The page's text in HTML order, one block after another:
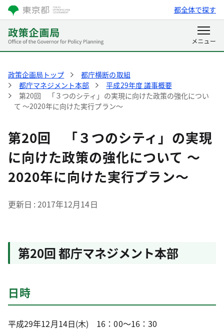
都全体で探す
政策企画局トップ
都庁横断の取組
都庁マネジメント本部
平成29年度 議事概要
第20回 「３つのシティ」の実現に向けた政策の強化につい
て ～2020年に向けた実行プラン～
第20回 「３つのシティ」の実現
に向けた政策の強化について ～
2020年に向けた実行プラン～
更新日 2017年12月14日
第20回 都庁マネジメント本部
日時
平成29年12月14日(木) 16：00～16：30